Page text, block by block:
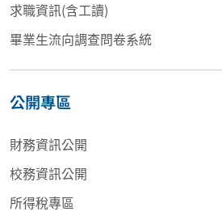
求職資訊(含工讀)
畢業生流向調查問卷系統
公開專區
財務資訊公開
校務資訊公開
所得稅專區